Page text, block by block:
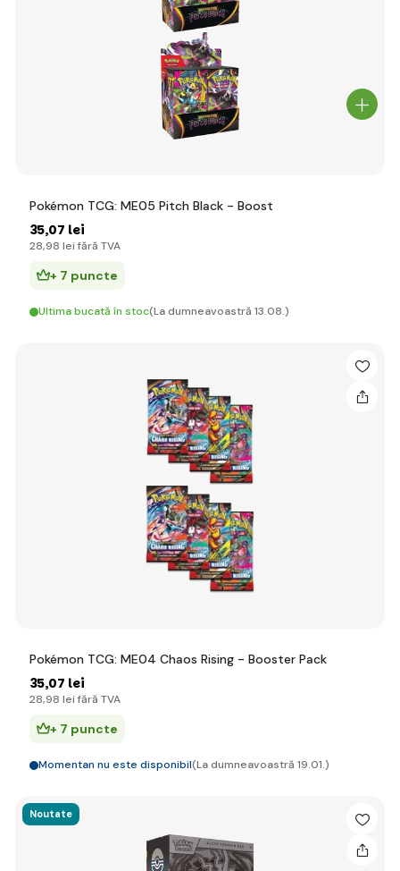
Pokémon TCG: ME05 Pitch Black - Boost
35,07 lei
28,98 lei fără TVA
+ 7 puncte
Ultima bucată în stoc(La dumneavoastră 13.08.)
Pokémon TCG: ME04 Chaos Rising - Booster Pack
35,07 lei
28,98 lei fără TVA
+ 7 puncte
Momentan nu este disponibil(La dumneavoastră 19.01.)
Noutate